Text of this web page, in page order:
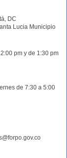
DC
Lucia Municipio
pm y de 1:30 pm
de 7:30 a 5:00